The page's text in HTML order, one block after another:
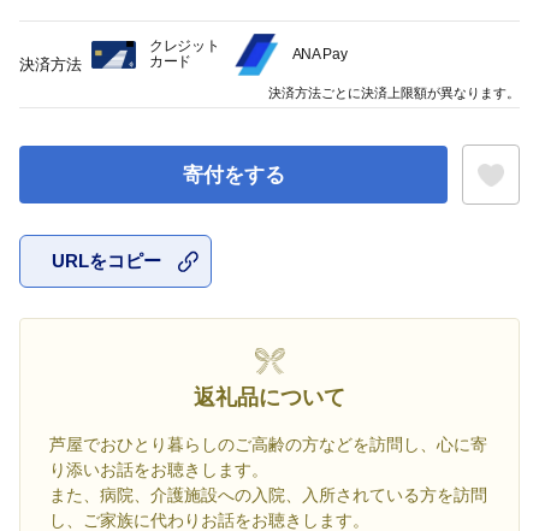
寄付をする
URLをコピー
返礼品について
芦屋でおひとり暮らしのご高齢の方などを訪問し、心に寄
り添いお話をお聴きします。
また、病院、介護施設への入院、入所されている方を訪問
し、ご家族に代わりお話をお聴きします。
決済方法
クレジット
カード
ANA Pay
決済方法ごとに決済上限額が異なります。